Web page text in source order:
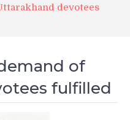
devotees
of
fulfilled